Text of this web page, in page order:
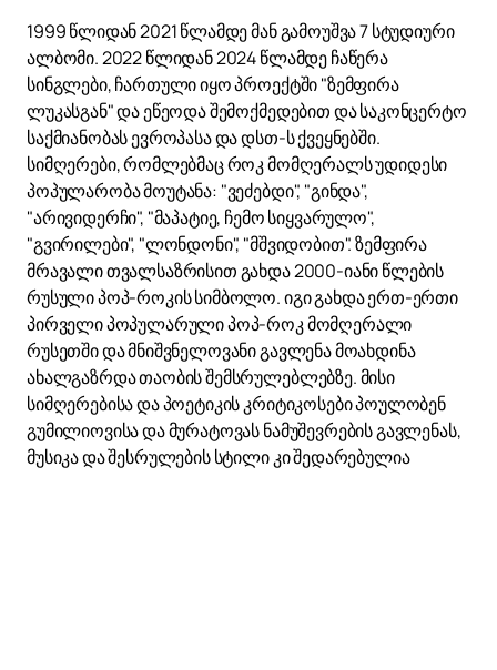
1999 წლიდან 2021 წლამდე მან გამოუშვა 7 სტუდიური
ალბომი. 2022 წლიდან 2024 წლამდე ჩაწერა
სინგლები, ჩართული იყო პროექტში "ზემფირა
ლუკასგან" და ეწეოდა შემოქმედებით და საკონცერტო
საქმიანობას ევროპასა და დსთ-ს ქვეყნებში.
სიმღერები, რომლებმაც როკ მომღერალს უდიდესი
პოპულარობა მოუტანა: "ვეძებდი", "გინდა",
"არივიდერჩი", "მაპატიე, ჩემო სიყვარულო",
"გვირილები", "ლონდონი", "მშვიდობით". ზემფირა
მრავალი თვალსაზრისით გახდა 2000-იანი წლების
რუსული პოპ-როკის სიმბოლო. იგი გახდა ერთ-ერთი
პირველი პოპულარული პოპ-როკ მომღერალი
რუსეთში და მნიშვნელოვანი გავლენა მოახდინა
ახალგაზრდა თაობის შემსრულებლებზე. მისი
სიმღერებისა და პოეტიკის კრიტიკოსები პოულობენ
გუმილიოვისა და მურატოვას ნამუშევრების გავლენას,
მუსიკა და შესრულების სტილი კი შედარებულია